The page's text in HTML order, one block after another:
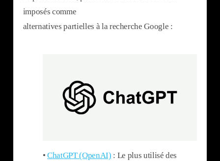
imposés comme
alternatives partielles à la recherche Google :
•ChatGPT (OpenAI) : Le plus utilisé des